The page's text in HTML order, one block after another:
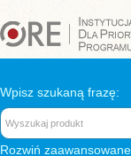
Wpisz szukaną frazę:
Rozwiń